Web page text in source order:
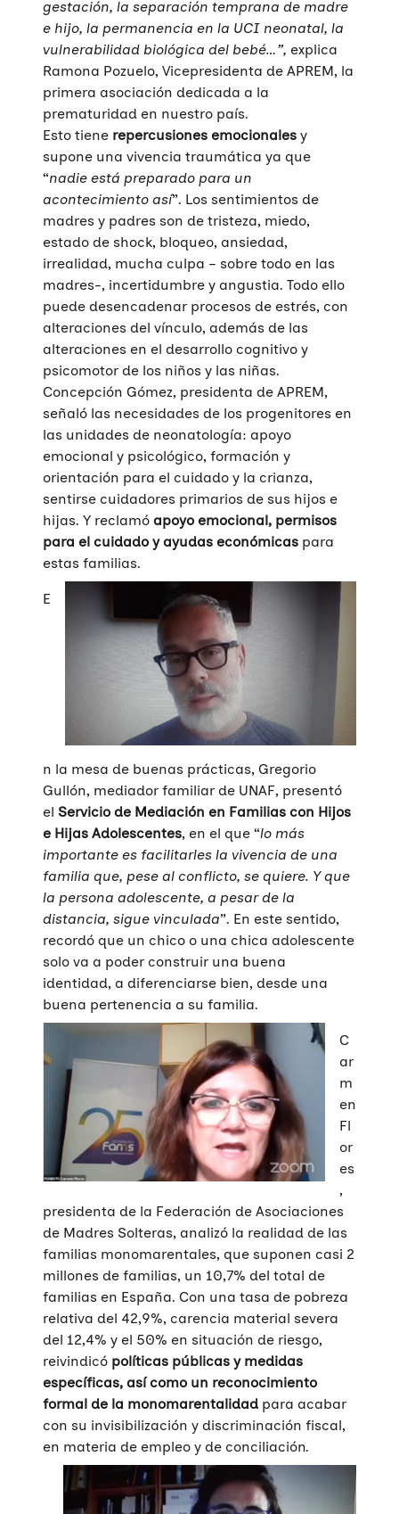
Quiénes somos
Sobre UNAF
Nuestra red
Transparencia
Áreas de acción
Diversidad familiar
Familias reconstituidas
Mediación
Infancia y adolescencia
Educación Sexual
Qué hacemos
Atención directa
Sensibilización
Investigación
Infórmate
Blog
Materiales y publicaciones
COLABORA
Haz tu donación
Únete a nuestra red
gestación, la separación temprana de madre
e hijo, la permanencia en la UCI neonatal, la
vulnerabilidad biológica del bebé…”, explica
Ramona Pozuelo, Vicepresidenta de APREM, la
primera asociación dedicada a la
prematuridad en nuestro país.
Esto tiene repercusiones emocionales y
supone una vivencia traumática ya que
“nadie está preparado para un
acontecimiento así”. Los sentimientos de
madres y padres son de tristeza, miedo,
estado de shock, bloqueo, ansiedad,
irrealidad, mucha culpa – sobre todo en las
madres-, incertidumbre y angustia. Todo ello
puede desencadenar procesos de estrés, con
alteraciones del vínculo, además de las
alteraciones en el desarrollo cognitivo y
psicomotor de los niños y las niñas.
Concepción Gómez, presidenta de APREM,
señaló las necesidades de los progenitores en
las unidades de neonatología: apoyo
emocional y psicológico, formación y
orientación para el cuidado y la crianza,
sentirse cuidadores primarios de sus hijos e
hijas. Y reclamó apoyo emocional, permisos
para el cuidado y ayudas económicas para
estas familias.
E
n la mesa de buenas prácticas, Gregorio
Gullón, mediador familiar de UNAF, presentó
el Servicio de Mediación en Familias con Hijos
e Hijas Adolescentes, en el que “lo más
importante es facilitarles la vivencia de una
familia que, pese al conflicto, se quiere. Y que
la persona adolescente, a pesar de la
distancia, sigue vinculada”. En este sentido,
recordó que un chico o una chica adolescente
solo va a poder construir una buena
identidad, a diferenciarse bien, desde una
buena pertenencia a su familia.
C
ar
m
en
Fl
or
es
,
presidenta de la Federación de Asociaciones
de Madres Solteras, analizó la realidad de las
familias monomarentales, que suponen casi 2
millones de familias, un 10,7% del total de
familias en España. Con una tasa de pobreza
relativa del 42,9%, carencia material severa
del 12,4% y el 50% en situación de riesgo,
reivindicó políticas públicas y medidas
específicas, así como un reconocimiento
formal de la monomarentalidad para acabar
con su invisibilización y discriminación fiscal,
en materia de empleo y de conciliación.